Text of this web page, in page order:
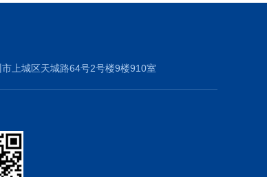
上城区天城路64号2号楼9楼910室